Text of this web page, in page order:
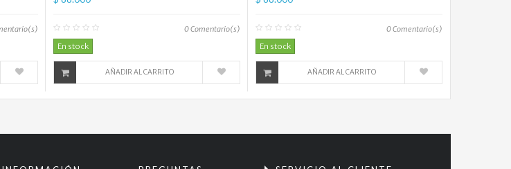
0Comentario(s)
En stock
AÑADIR AL CARRITO
0Comentario(s)
En stock
AÑADIR AL CARRITO